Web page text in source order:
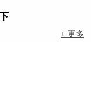
+ 更多